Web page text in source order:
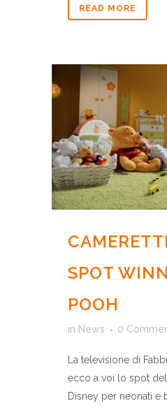
READ MORE
SPOT
POOH
in News 0
La televisione di
ecco a voi lo spot
Disney per neonati e